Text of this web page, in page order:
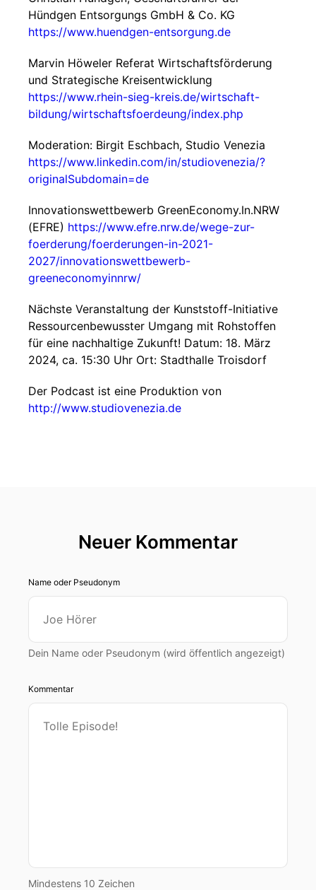
Hündgen Entsorgungs GmbH & Co. KG
https://www.huendgen-entsorgung.de
Marvin Höweler Referat Wirtschaftsförderung
und Strategische Kreisentwicklung
https://www.rhein-sieg-kreis.de/wirtschaft-
bildung/wirtschaftsfoerdeung/index.php
Moderation: Birgit Eschbach, Studio Venezia
https://www.linkedin.com/in/studiovenezia/?
originalSubdomain=de
Innovationswettbewerb GreenEconomy.In.NRW
(EFRE) https://www.efre.nrw.de/wege-zur-
foerderung/foerderungen-in-2021-
2027/innovationswettbewerb-
greeneconomyinnrw/
Nächste Veranstaltung der Kunststoff-Initiative
Ressourcenbewusster Umgang mit Rohstoffen
für eine nachhaltige Zukunft! Datum: 18. März
2024, ca. 15:30 Uhr Ort: Stadthalle Troisdorf
Der Podcast ist eine Produktion von
http://www.studiovenezia.de
Neuer Kommentar
Name oder Pseudonym
Dein Name oder Pseudonym (wird öffentlich angezeigt)
Kommentar
Mindestens 10 Zeichen